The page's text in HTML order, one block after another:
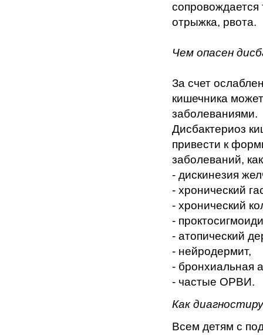
сопровождается
отрыжка, рвота.
Чем опасен
За счет
кишечника
заболеваниями.
Дисбактериоз
привести к
заболеваний,
- дискинезия
- хронический
- хронический
-
- атопический
- нейродермит,
- бронхиальная
- частые ОРВИ.
Как
Всем детям с